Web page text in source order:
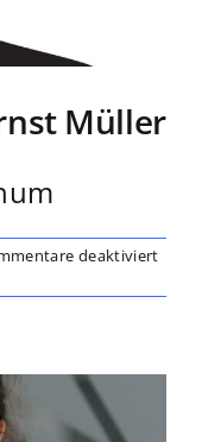
Müller
deaktiviertfür
Dr.